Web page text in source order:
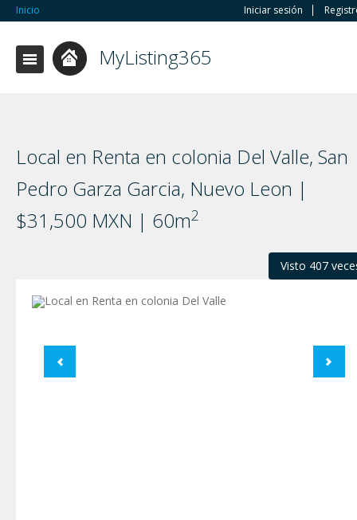
Inicio Iniciar sesión
MyListing365
Local en Renta en colonia Del Valle, San
Pedro Garza Garci­a, Nuevo Leon |
$31,500 MXN | 60m2
Visto 407